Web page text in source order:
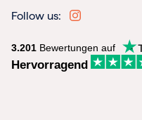
Follow us:
3.201 Bewertungen auf
Hervorragend